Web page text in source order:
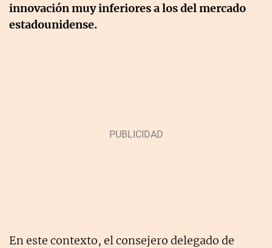
innovación muy inferiores a los del mercado
estadounidense.
En este contexto, el consejero delegado de